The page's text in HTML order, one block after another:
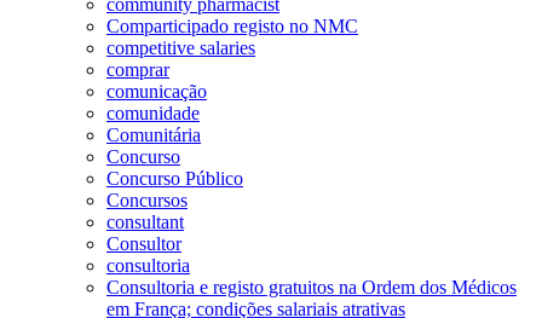
Comparticipado registo no NMC
competitive salaries
comprar
comunicação
comunidade
Comunitária
Concurso
Concurso Público
Concursos
consultant
Consultor
consultoria
Consultoria e registo gratuitos na Ordem dos Médicos
em França; condições salariais atrativas